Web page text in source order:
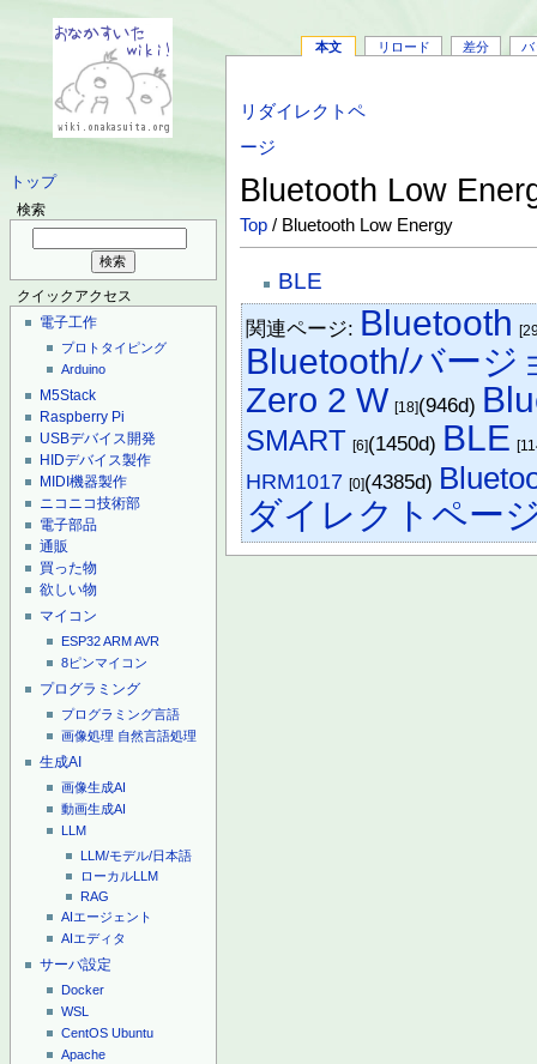
トップ
検索
クイックアクセス
電子工作
プロトタイピング
Arduino
M5Stack
Raspberry Pi
USBデバイス開発
HIDデバイス製作
MIDI機器製作
ニコニコ技術部
電子部品
通販
買った物
欲しい物
マイコン
ESP32ARMAVR
8ピンマイコン
プログラミング
プログラミング言語
画像処理 自然言語処理
生成AI
画像生成AI
動画生成AI
LLM
LLM/モデル/日本語
ローカルLLM
RAG
AIエージェント
AIエディタ
サーバ設定
Docker
WSL
CentOS Ubuntu
Apache
本文 リロード 差分 バ
リダイレクトペ
ージ
Bluetooth Low
Top / Bluetooth Low Energy
BLE
関連ページ: Bluetooth
Bluetooth/バージ
Zero 2 W [18](946d)
SMART [6](1450d) BLE
HRM1017 [0](4385d)
ダイレクトペー